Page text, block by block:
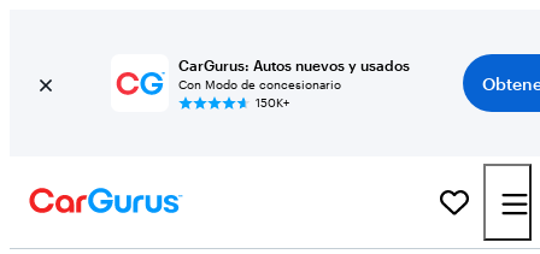
CarGurus: Autos nuevos y usados
Con Modo de concesionario
150K+